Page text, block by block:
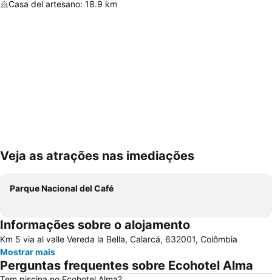
Casa del artesano: 18.9 km
Ampliar mapa
Veja as atrações nas imediações
Parque Nacional del Café
Informações sobre o alojamento
Km 5 via al valle Vereda la Bella, Calarcá, 632001, Colômbia
Mostrar mais
Perguntas frequentes sobre Ecohotel Alma